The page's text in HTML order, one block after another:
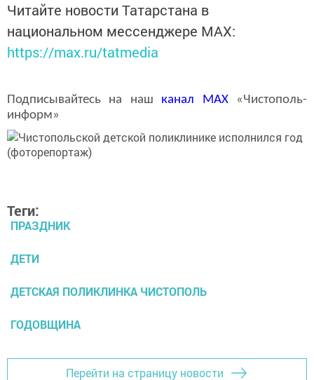
Читайте новости Татарстана в
национальном мессенджере MАХ:
https://max.ru/tatmedia
Подписывайтесь на наш канал MAX«Чистополь-
информ»
Теги:
ПРАЗДНИК
ДЕТИ
ДЕТСКАЯ ПОЛИКЛИНКА ЧИСТОПОЛЬ
ГОДОВЩИНА
Перейти на страницу новости